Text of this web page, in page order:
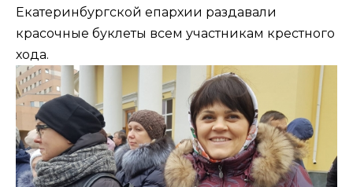
Екатеринбургской епархии раздавали
красочные буклеты всем участникам крестного
хода.